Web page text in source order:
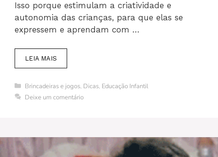
Isso porque estimulam a criatividade e
autonomia das crianças, para que elas se
expressem e aprendam com …
LEIA MAIS
Categorias
Brincadeiras e jogos, Dicas, Educação Infantil
Deixe um comentário